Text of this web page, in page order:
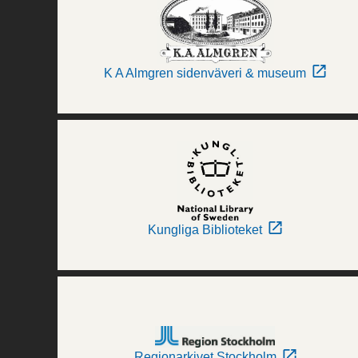
K A Almgren sidenväveri & museum
Kungliga Biblioteket